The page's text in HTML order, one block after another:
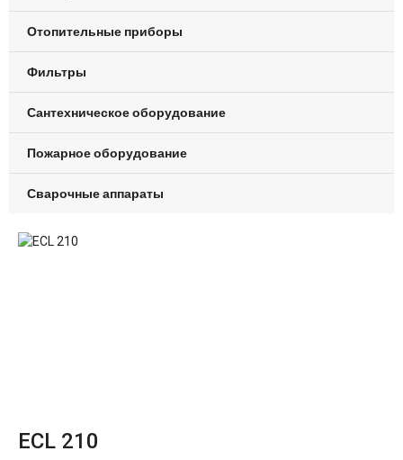
Отопительные приборы
Фильтры
Сантехническое оборудование
Пожарное оборудование
Сварочные аппараты
ECL 210